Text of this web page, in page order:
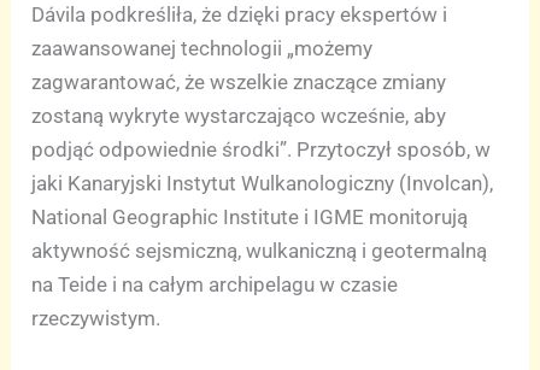
Dávila podkreśliła, że dzięki pracy ekspertów i
zaawansowanej technologii „możemy
zagwarantować, że wszelkie znaczące zmiany
zostaną wykryte wystarczająco wcześnie, aby
podjąć odpowiednie środki”. Przytoczył sposób, w
jaki Kanaryjski Instytut Wulkanologiczny (Involcan),
National Geographic Institute i IGME monitorują
aktywność sejsmiczną, wulkaniczną i geotermalną
na Teide i na całym archipelagu w czasie
rzeczywistym.